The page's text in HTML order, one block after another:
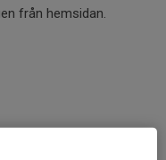
från hemsidan.